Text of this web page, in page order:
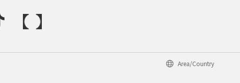
Area/Country